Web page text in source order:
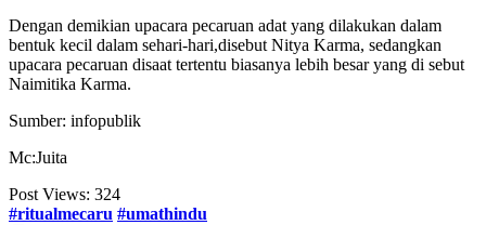
Dengan demikian upacara pecaruan adat yang dilakukan dalam
bentuk kecil dalam sehari-hari,disebut Nitya Karma, sedangkan
upacara pecaruan disaat tertentu biasanya lebih besar yang di sebut
Naimitika Karma.
Sumber: infopublik
Mc:Juita
Post Views: 324
#ritualmecaru #umathindu